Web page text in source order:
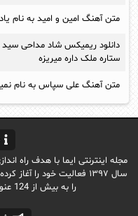
متن آهنگ امین و امید به نام
دانلود ریمیکس شاد مداحی سید
ستاره ملک داره میریزه
متن آهنگ علی سپاس به نام
مجله اینترنتی ایما با هدف راه
سال ۱۳۹۷ فعالیت خود را
را به بیش از 124 عنوان مجموعه گسترش داده است.